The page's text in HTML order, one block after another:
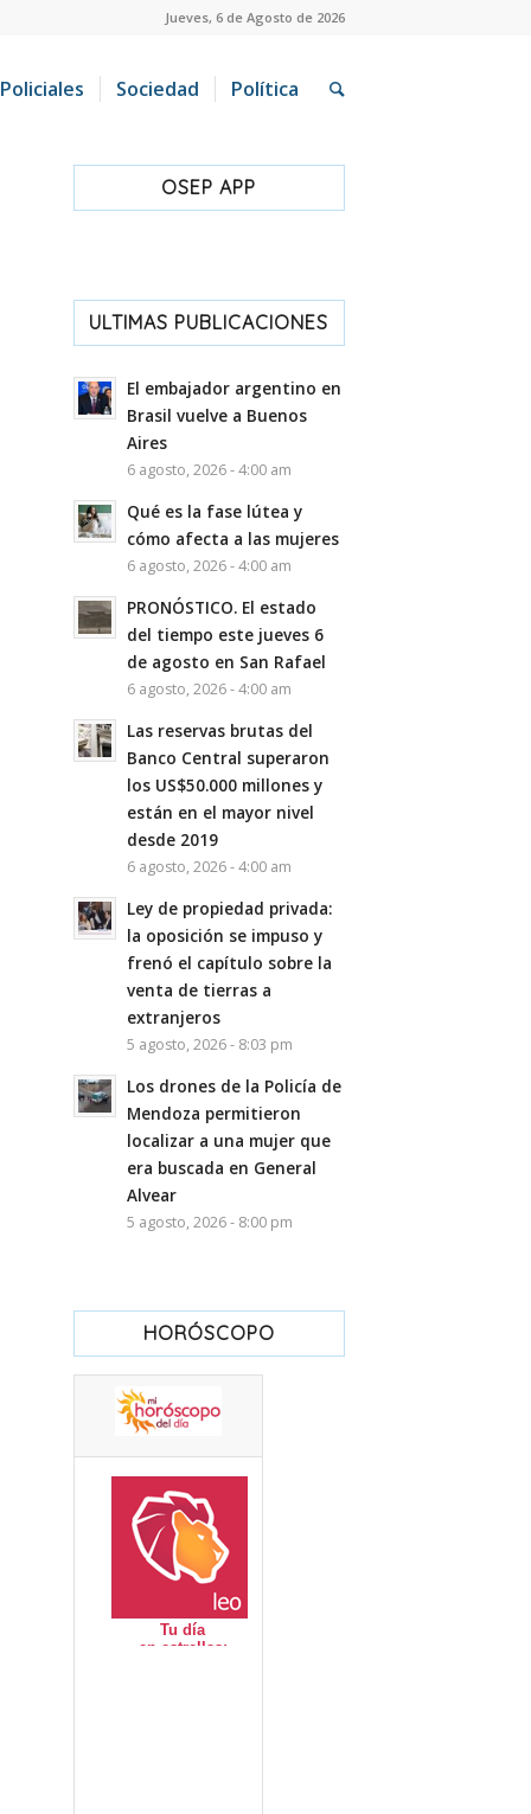
Jueves, 6 de Agosto de 2026
Policiales Sociedad Política
OSEP APP
ULTIMAS PUBLICACIONES
El embajador argentino en
Brasil vuelve a Buenos
Aires
6 agosto, 2026 - 4:00 am
Qué es la fase lútea y
cómo afecta a las mujeres
6 agosto, 2026 - 4:00 am
PRONÓSTICO. El estado
del tiempo este jueves 6
de agosto en San Rafael
6 agosto, 2026 - 4:00 am
Las reservas brutas del
Banco Central superaron
los US$50.000 millones y
están en el mayor nivel
desde 2019
6 agosto, 2026 - 4:00 am
Ley de propiedad privada:
la oposición se impuso y
frenó el capítulo sobre la
venta de tierras a
extranjeros
5 agosto, 2026 - 8:03 pm
Los drones de la Policía de
Mendoza permitieron
localizar a una mujer que
era buscada en General
Alvear
5 agosto, 2026 - 8:00 pm
HORÓSCOPO